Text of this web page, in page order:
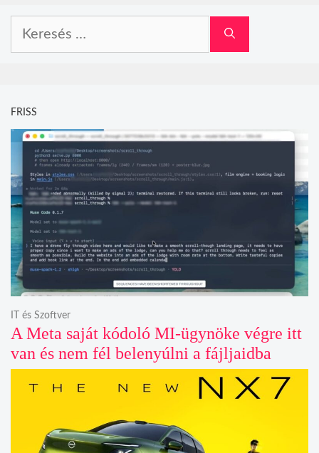
FRISS
A Meta saját kódoló MI-ügynöke végre itt
van és nem fél belenyúlni a fájljaidba
IT és Szoftver